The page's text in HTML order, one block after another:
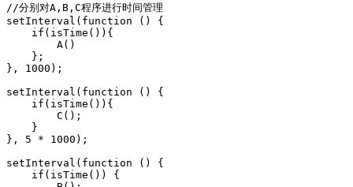
//分别对A,B,C程序进行时间管理
setInterval(function () {
    if(isTime()){
        A()
    };
}, 1000);
setInterval(function () {
    if(isTime()){
        C();
    }
}, 5 * 1000);
setInterval(function () {
    if(isTime()) {